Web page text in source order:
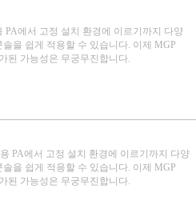
PA에서 고정 설치 환경에 이르기까지 다양
을 쉽게 적용할 수 있습니다. 이제 MGP
된 가능성은 무궁무진합니다.
PA에서 고정 설치 환경에 이르기까지 다양
을 쉽게 적용할 수 있습니다. 이제 MGP
된 가능성은 무궁무진합니다.